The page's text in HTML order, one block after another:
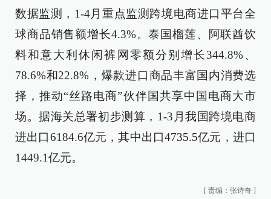
数据监测，1-4月重点监测跨境电商进口平台全
球商品销售额增长4.3%。泰国榴莲、阿联酋饮
料和意大利休闲裤网零额分别增长344.8%、
78.6%和22.8%，爆款进口商品丰富国内消费选
择，推动“丝路电商”伙伴国共享中国电商大市
场。据海关总署初步测算，1-3月我国跨境电商
进出口6184.6亿元，其中出口4735.5亿元，进口
1449.1亿元。
[ 责编：张诗奇 ]